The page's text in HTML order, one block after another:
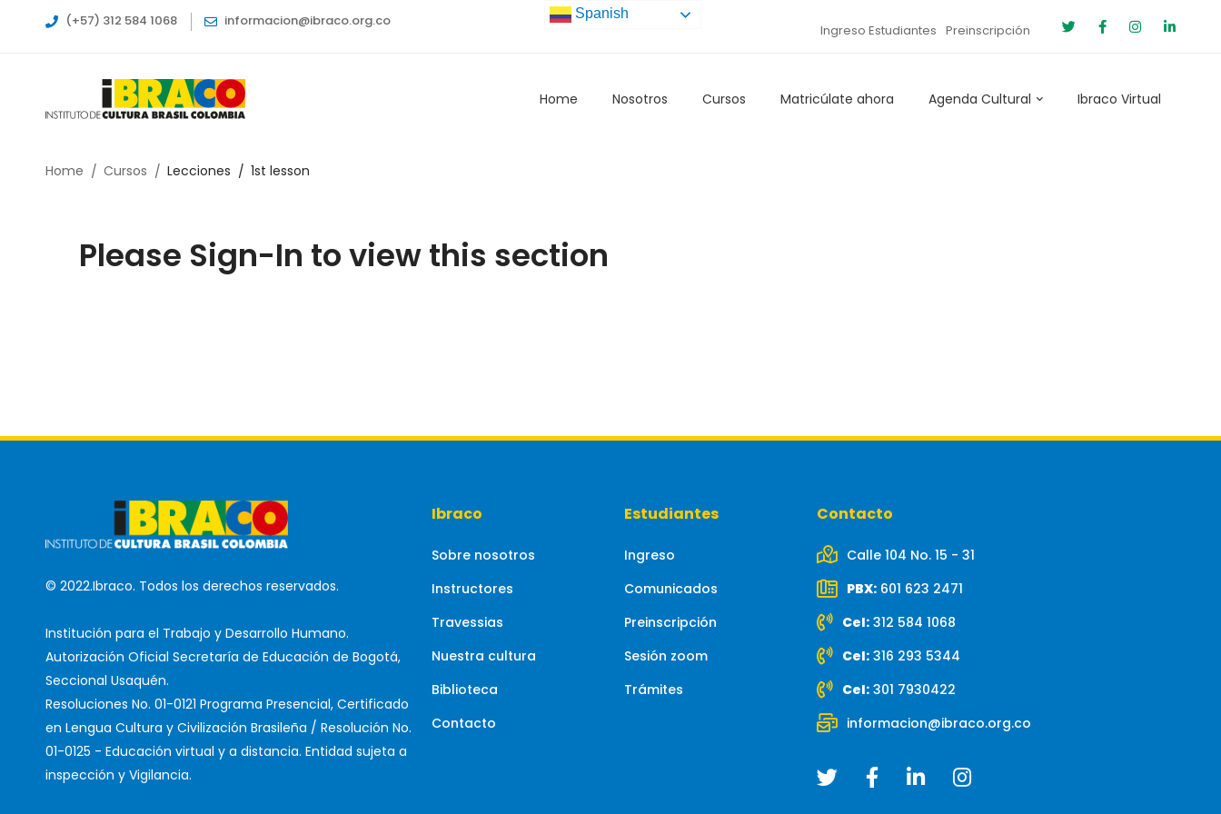
(+57) 312 584 1068 informacion@ibraco.org.co
Ingreso Estudiantes Preinscripción
Home Nosotros Cursos Matricúlate ahora Agenda Cultural Ibraco Virtual
Home Cursos Lecciones 1st lesson
Please Sign-In to view this section
© 2022.Ibraco. Todos los derechos reservados.
Institución para el Trabajo y Desarrollo Humano.
Autorización Oficial Secretaría de Educación de Bogotá,
Seccional Usaquén.
Resoluciones No. 01-0121 Programa Presencial, Certificado
en Lengua Cultura y Civilización Brasileña / Resolución No.
01-0125 - Educación virtual y a distancia. Entidad sujeta a
inspección y Vigilancia.
Ibraco
Sobre nosotros
Instructores
Travessias
Nuestra cultura
Biblioteca
Contacto
Estudiantes
Ingreso
Comunicados
Preinscripción
Sesión zoom
Trámites
Contacto
Calle 104 No. 15 - 31
PBX: 601 623 2471
Cel: 312 584 1068
Cel: 316 293 5344
Cel: 301 7930422
informacion@ibraco.org.co
Spanish